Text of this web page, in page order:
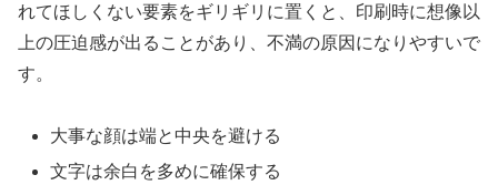
れてほしくない要素をギリギリに置くと、印刷時に想像以
上の圧迫感が出ることがあり、不満の原因になりやすいで
す。
大事な顔は端と中央を避ける
文字は余白を多めに確保する